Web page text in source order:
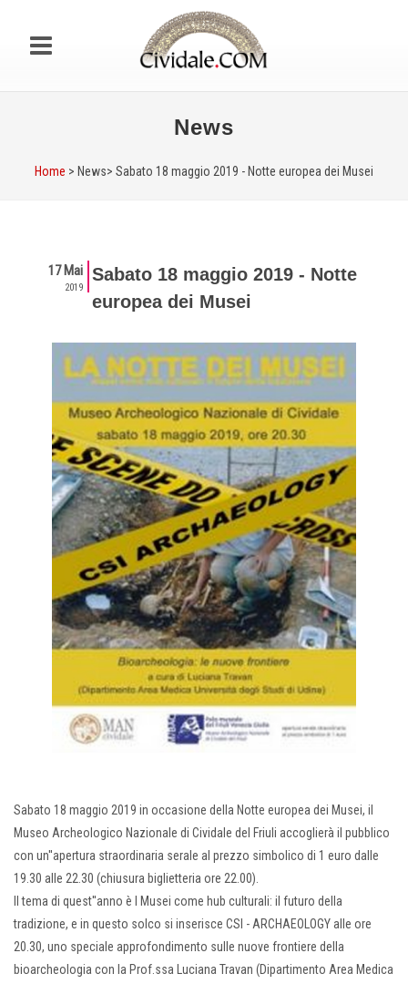
News
Home > News> Sabato 18 maggio 2019 - Notte europea dei Musei
17 Mai
2019
Sabato 18 maggio 2019 - Notte
europea dei Musei
Sabato 18 maggio 2019 in occasione della Notte europea dei Musei, il
Museo Archeologico Nazionale di Cividale del Friuli accoglierà il pubblico
con un''apertura straordinaria serale al prezzo simbolico di 1 euro dalle
19.30 alle 22.30 (chiusura biglietteria ore 22.00).
Il tema di quest''anno è I Musei come hub culturali: il futuro della
tradizione, e in questo solco si inserisce CSI - ARCHAEOLOGY alle ore
20.30, uno speciale approfondimento sulle nuove frontiere della
bioarcheologia con la Prof.ssa Luciana Travan (Dipartimento Area Medica